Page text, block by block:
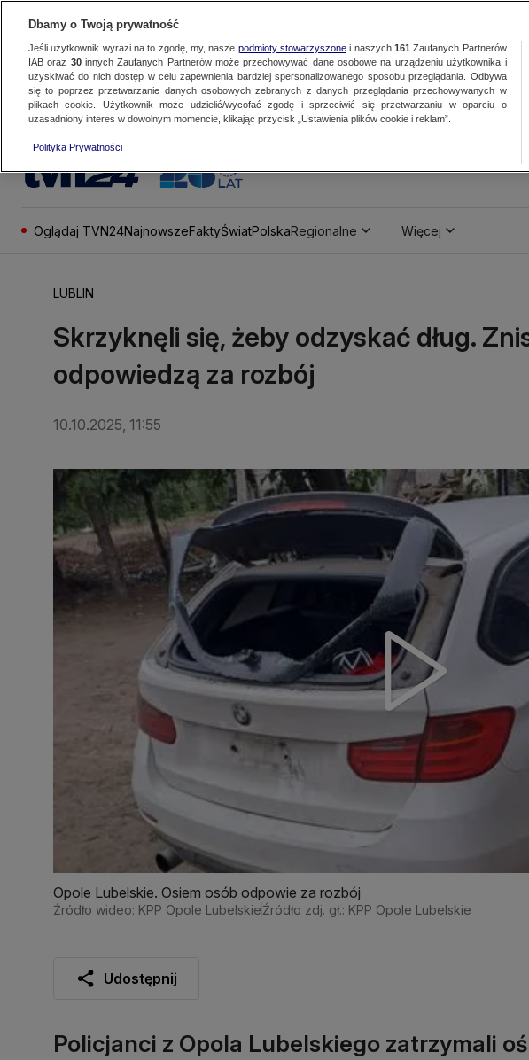
Oglądaj TVN24NajnowszeFaktyŚwiatPolskaRegionalne Więcej
LUBLIN
Skrzyknęli się, żeby odzyskać dług.
odpowiedzą za rozbój
10.10.2025, 11:55
Opole Lubelskie. Osiem osób odpowie za rozbój
Źródło wideo: KPP Opole LubelskieŹródło zdj. gł.: KPP Opole Lubelskie
Udostępnij
Policjanci z Opola Lubelskiego zatrzymali
Dbamy o Twoją prywatność
Jeśli użytkownik wyrazi na to zgodę, my, nasze podmioty stowarzyszonei naszych 161 Zaufanych Partnerów
IAB oraz 30innych Zaufanych Partnerów może przechowywać dane osobowe na urządzeniu użytkownika i
uzyskiwać do nich dostęp w celu zapewnienia bardziej spersonalizowanego sposobu przeglądania. Odbywa
się to poprzez przetwarzanie danych osobowych zebranych z danych przeglądania przechowywanych w
plikach cookie. Użytkownik może udzielić/wycofać zgodę i sprzeciwić się przetwarzaniu w oparciu o
uzasadniony interes w dowolnym momencie, klikając przycisk „Ustawienia plików cookie i reklam”.
Polityka Prywatności